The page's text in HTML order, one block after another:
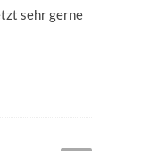
sehr gerne